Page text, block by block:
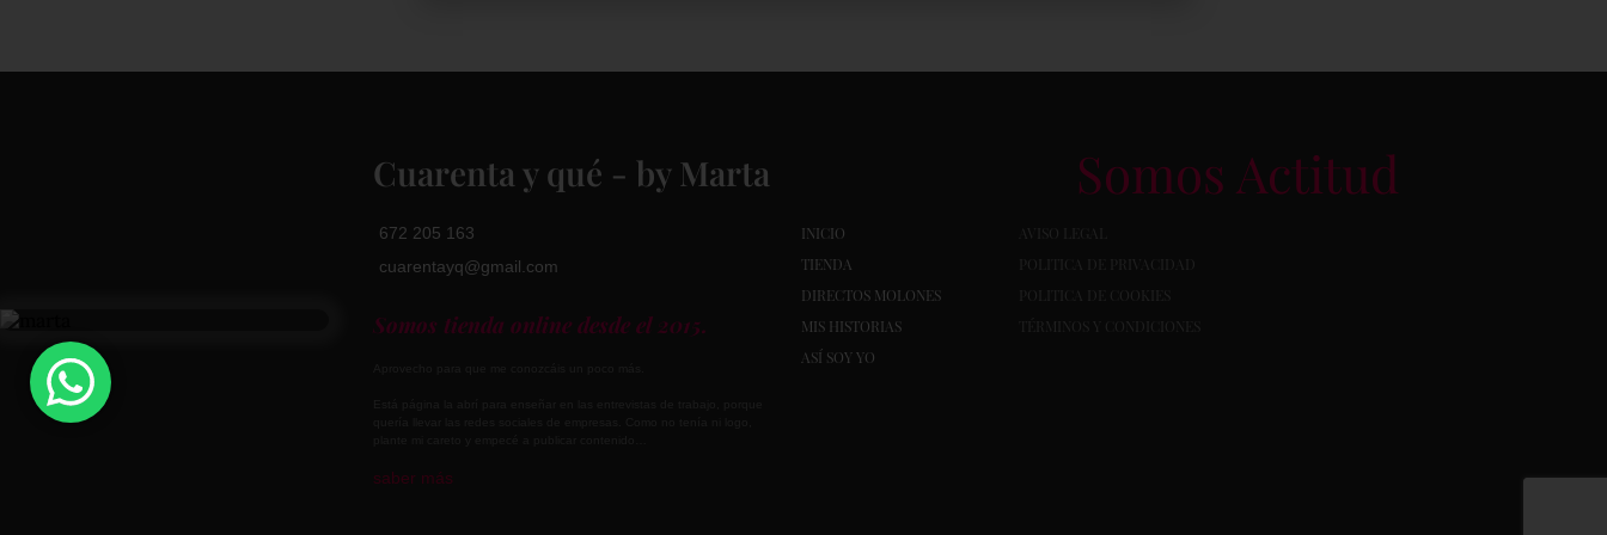
Cuarenta y qué - by Marta Somos Actitud
672 205 163
cuarentayq@gmail.com
Somos tienda online desde el 2015.
saber más
INICIO
TIENDA
DIRECTOS MOLONES
MIS HISTORIAS
ASÍ SOY YO
TÉRMINOS Y CONDICIONES